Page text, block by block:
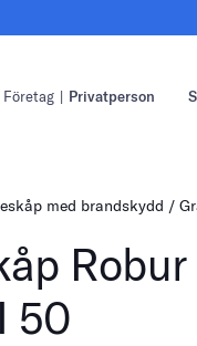
Företag | Privatperson
med brandskydd
50